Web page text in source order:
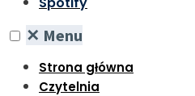
✕ Menu
Strona główna
Czytelnia